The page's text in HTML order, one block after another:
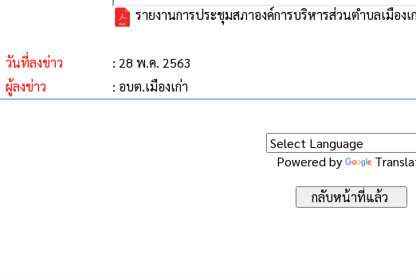
รายงานการประชุมสภาองค์การบริหารส่วนตำบลเมือง
วันที่ลงข่าว
: 28 พ.ค. 2563
ผู้ลงข่าว
: อบต.เมืองเก่า
Powered by